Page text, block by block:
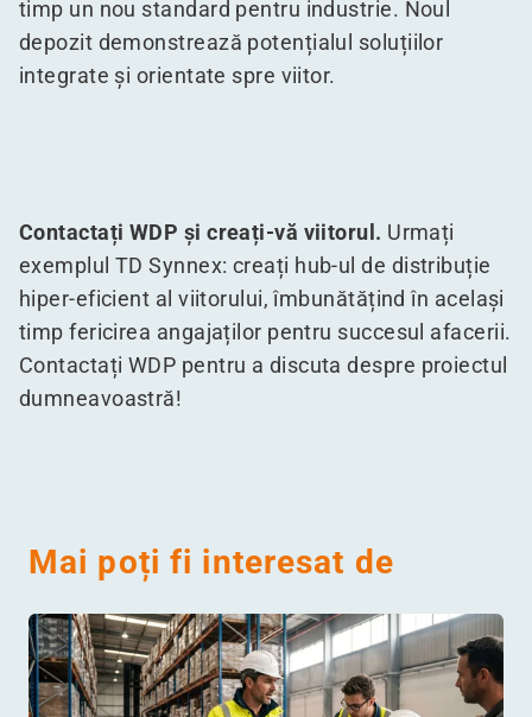
timp un nou standard pentru industrie. Noul
depozit demonstrează potențialul soluțiilor
integrate și orientate spre viitor.
Contactați WDP și creați-vă viitorul. Urmați
exemplul TD Synnex: creați hub-ul de distribuție
hiper-eficient al viitorului, îmbunătățind în același
timp fericirea angajaților pentru succesul afacerii.
Contactați WDP pentru a discuta despre proiectul
dumneavoastră!
Mai poți fi interesat de